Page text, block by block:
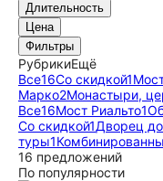
Длительность
Цена
Фильтры
РубрикиЕщё
Все16Со скидкой1
Марко2Монастыри,
Все16Мост Риальто1
Со скидкой1Дворец
туры1
16 предложений
По популярности